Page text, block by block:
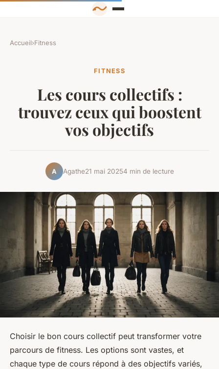
Accueil›Fitness
FITNESS
Les cours collectifs :
trouvez ceux qui boostent
vos objectifs
A Agathe21 mai 20254 min de lecture
Choisir le bon cours collectif peut transformer votre
parcours de fitness. Les options sont vastes, et
chaque type de cours répond à des objectifs variés,